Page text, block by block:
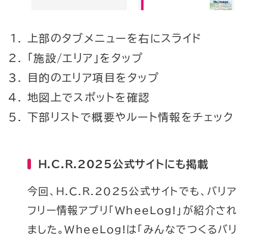
上部のタブメニューを右にスライド
「施設/エリア」をタップ
目的のエリア項目をタップ
地図上でスポットを確認
下部リストで概要やルート情報をチェック
H.C.R.2025公式サイトにも掲載
今回、H.C.R.2025公式サイトでも、バリア
フリー情報アプリ「WheeLog!」が紹介され
ました。WheeLog!は「みんなでつくるバリ